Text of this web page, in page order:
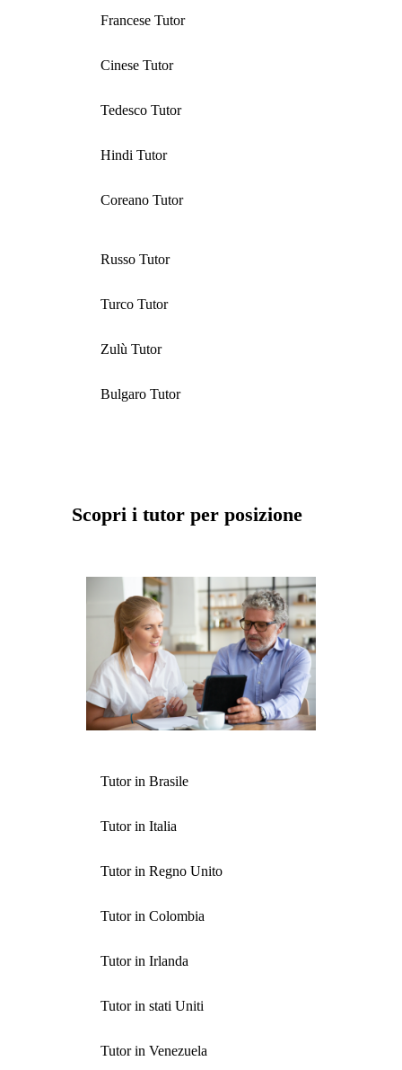
Francese Tutor
Cinese Tutor
Tedesco Tutor
Hindi Tutor
Coreano Tutor
Russo Tutor
Turco Tutor
Zulù Tutor
Bulgaro Tutor
Scopri i tutor per posizione
Tutor in Brasile
Tutor in Italia
Tutor in Regno Unito
Tutor in Colombia
Tutor in Irlanda
Tutor in stati Uniti
Tutor in Venezuela